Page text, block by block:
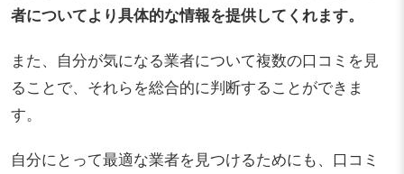
者についてより具体的な情報を提供してくれます。
また、自分が気になる業者について複数の口コミを見
ることで、それらを総合的に判断することができま
す。
自分にとって最適な業者を見つけるためにも、口コミ